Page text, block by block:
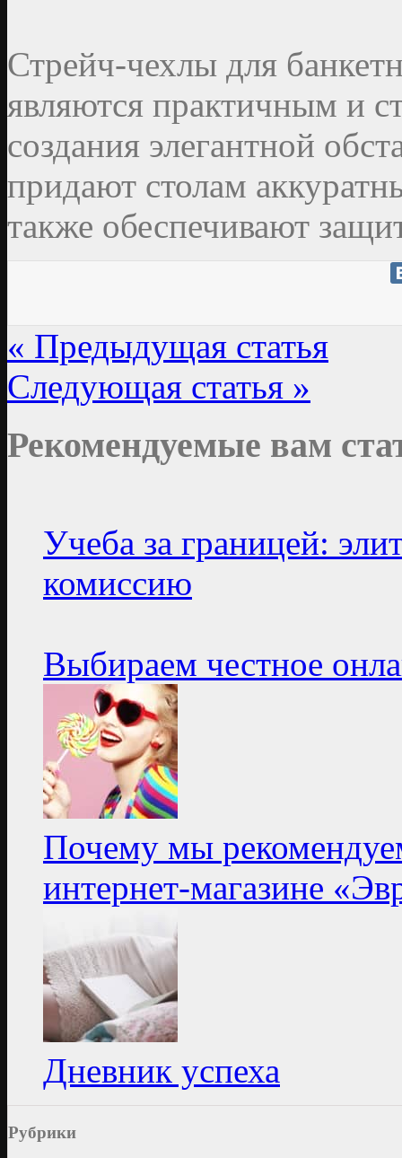
Стрейч-чехлы для
являются практичным и
создания элегантной
придают столам
также обеспечивают
« Предыдущая статья
Следующая статья »
Рекомендуемые вам
Учеба за границей:
комиссию
Выбираем честное
Почему мы
интернет-магазине
Дневник успеха
Рубрики